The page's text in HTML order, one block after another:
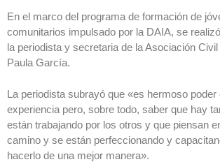
En el marco del programa de formación de
comunitarios impulsado por la DAIA, se
la periodista y secretaria de la Asociación
Paula García.
La periodista subrayó que «es hermoso poder
experiencia pero, sobre todo, saber que hay
están trabajando por los otros y que piensan
camino y se están perfeccionando y
hacerlo de una mejor manera».